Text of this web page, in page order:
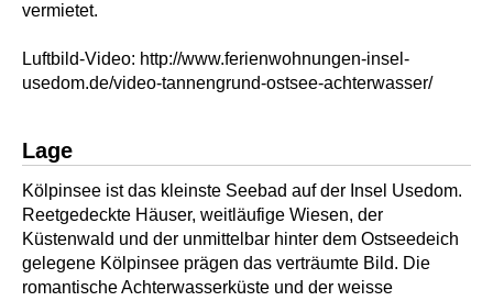
vermietet.
Luftbild-Video: http://www.ferienwohnungen-insel-
usedom.de/video-tannengrund-ostsee-achterwasser/
Lage
Kölpinsee ist das kleinste Seebad auf der Insel Usedom.
Reetgedeckte Häuser, weitläufige Wiesen, der
Küstenwald und der unmittelbar hinter dem Ostseedeich
gelegene Kölpinsee prägen das verträumte Bild. Die
romantische Achterwasserküste und der weisse